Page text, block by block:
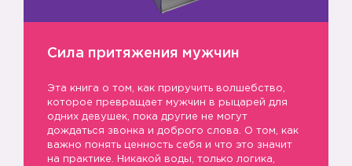
Сила притяжения мужчин
Эта книга о том, как приручить волшебство,
которое превращает мужчин в рыцарей для
одних девушек, пока другие не могут
дождаться звонка и доброго слова. О том, как
важно понять ценность себя и что это значит
на практике. Никакой воды, только логика,